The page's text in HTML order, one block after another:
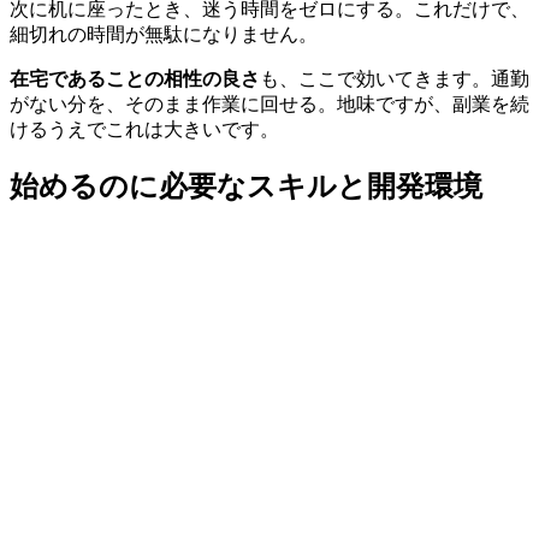
次に机に座ったとき、迷う時間をゼロにする。これだけで、
細切れの時間が無駄になりません。
在宅であることの相性の良さ も、ここで効いてきます。通勤
がない分を、そのまま作業に回せる。地味ですが、副業を続
けるうえでこれは大きいです。
始めるのに必要なスキルと開発環境